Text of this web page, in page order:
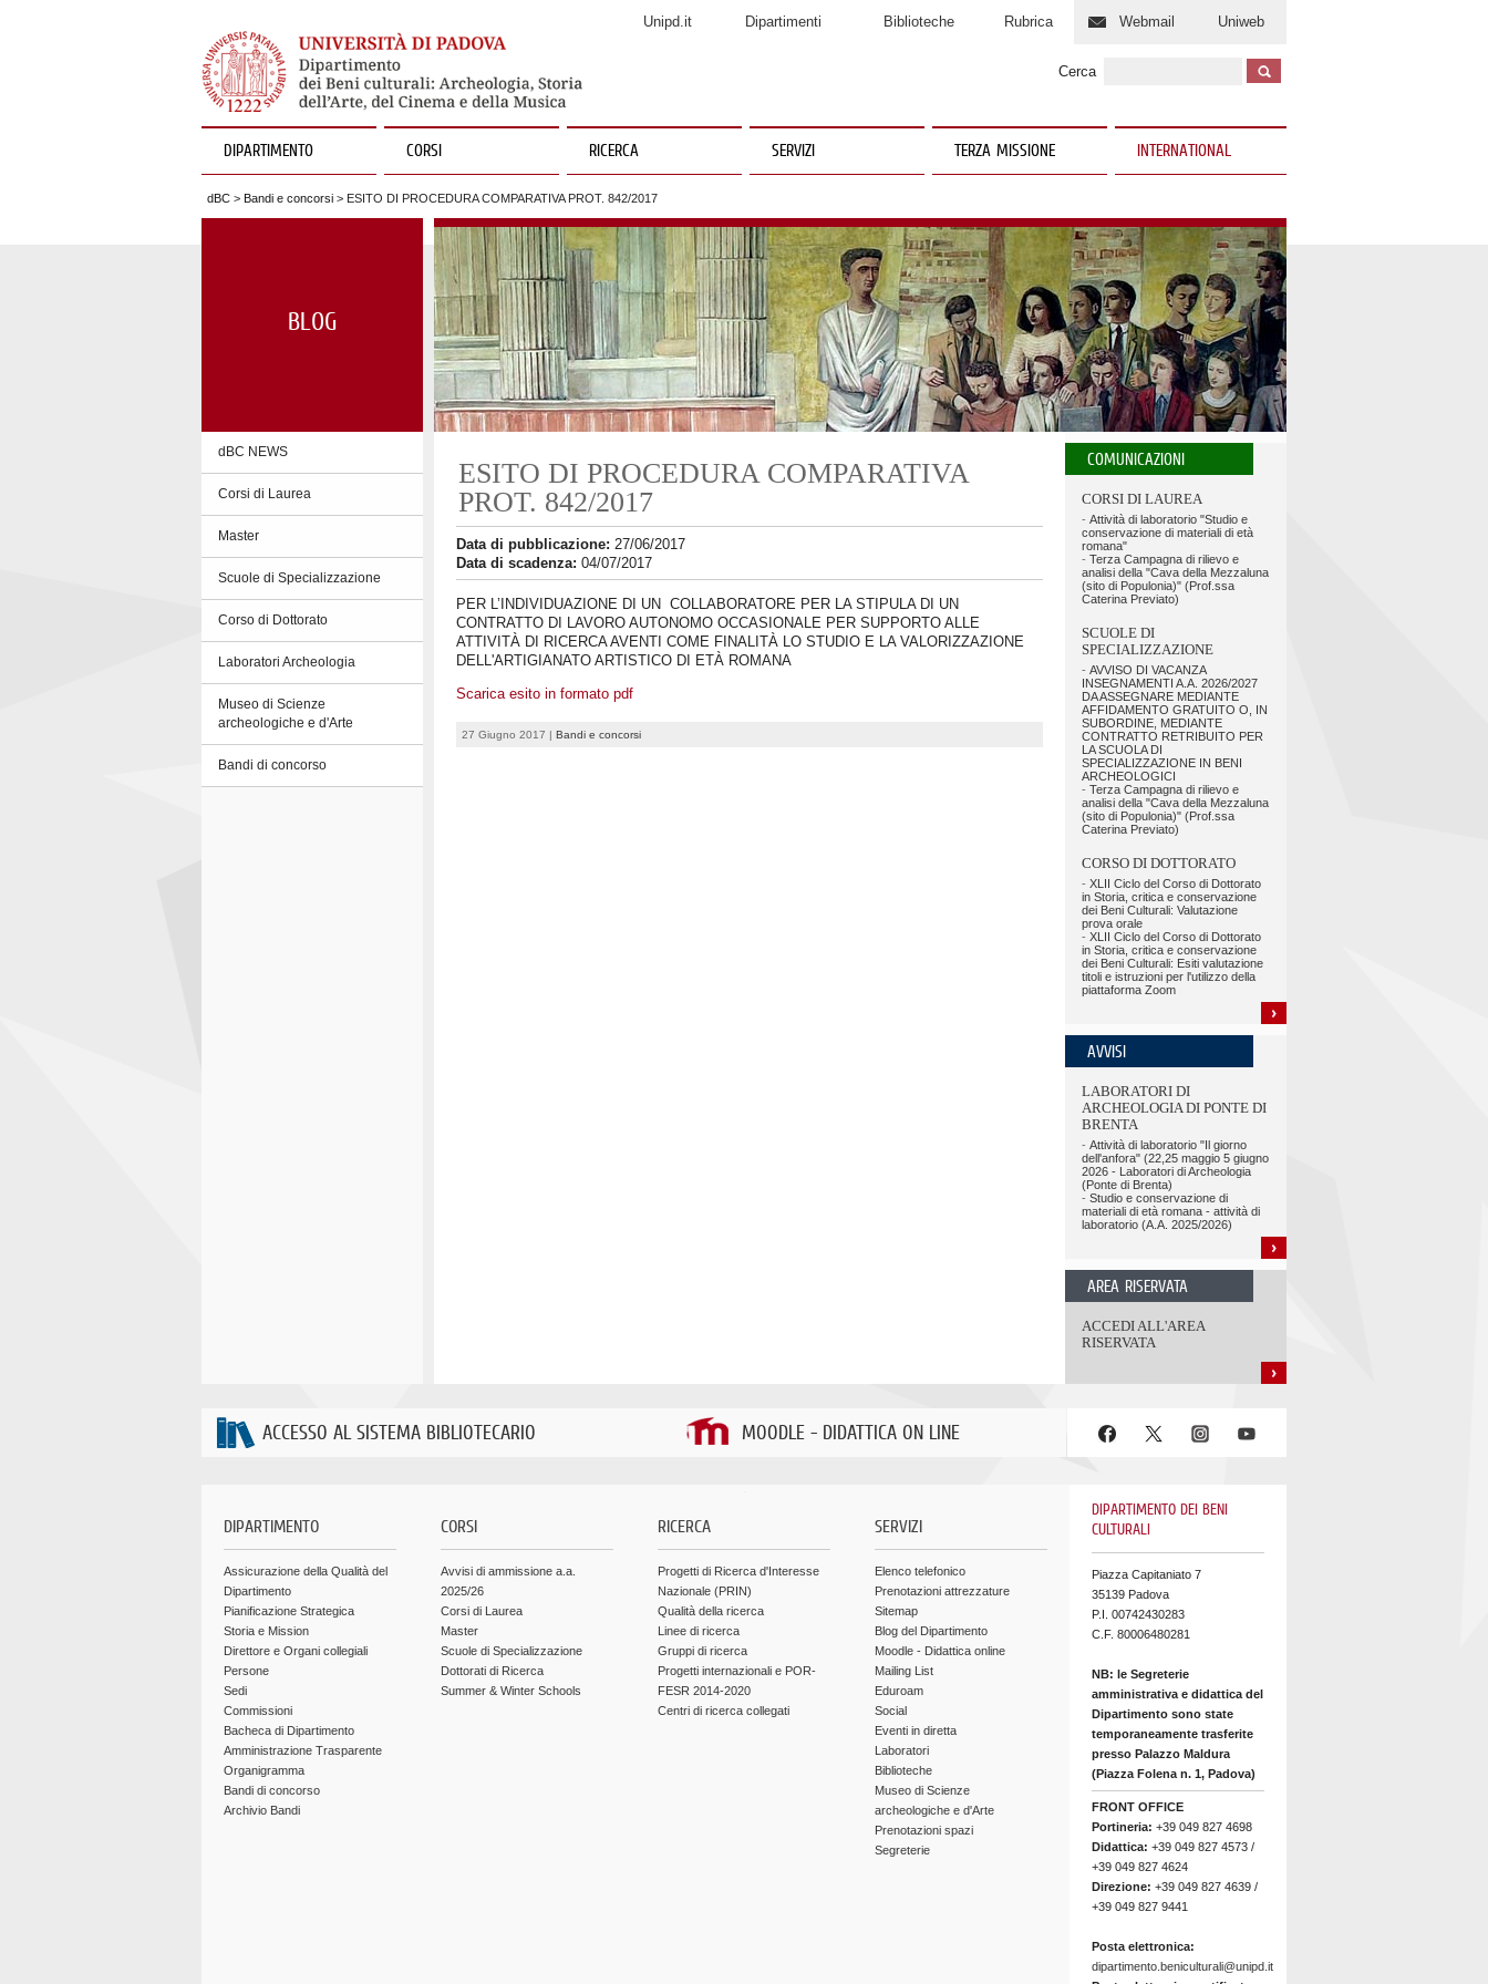
Unipd.it Dipartimenti Biblioteche Rubrica Webmail Uniweb
Cerca
DIPARTIMENTO CORSI RICERCA SERVIZI TERZA MISSIONE INTERNATIONAL
dBC > Bandi e concorsi > ESITO DI PROCEDURA COMPARATIVA PROT. 842/2017
BLOG
dBC NEWS
Corsi di Laurea
Master
Scuole di Specializzazione
Corso di Dottorato
Laboratori Archeologia
Museo di Scienze
archeologiche e d'Arte
Bandi di concorso
ESITO DI PROCEDURA COMPARATIVA
PROT. 842/2017
Data di pubblicazione: 27/06/2017
Data di scadenza: 04/07/2017
PER L’INDIVIDUAZIONE DI UN COLLABORATORE PER LA STIPULA DI UN
CONTRATTO DI LAVORO AUTONOMO OCCASIONALE PER SUPPORTO ALLE
ATTIVITÀ DI RICERCA AVENTI COME FINALITÀ LO STUDIO E LA VALORIZZAZIONE
DELL'ARTIGIANATO ARTISTICO DI ETÀ ROMANA
Scarica esito in formato pdf
27 Giugno 2017 | Bandi e concorsi
COMUNICAZIONI
CORSI DI LAUREA
- Attività di laboratorio "Studio e
conservazione di materiali di età
romana"
- Terza Campagna di rilievo e
analisi della "Cava della Mezzaluna
(sito di Populonia)" (Prof.ssa
Caterina Previato)
SCUOLE DI
SPECIALIZZAZIONE
- AVVISO DI VACANZA
INSEGNAMENTI A.A. 2026/2027
DA ASSEGNARE MEDIANTE
AFFIDAMENTO GRATUITO O, IN
SUBORDINE, MEDIANTE
CONTRATTO RETRIBUITO PER
LA SCUOLA DI
SPECIALIZZAZIONE IN BENI
ARCHEOLOGICI
- Terza Campagna di rilievo e
analisi della "Cava della Mezzaluna
(sito di Populonia)" (Prof.ssa
Caterina Previato)
CORSO DI DOTTORATO
- XLII Ciclo del Corso di Dottorato
in Storia, critica e conservazione
dei Beni Culturali: Valutazione
prova orale
- XLII Ciclo del Corso di Dottorato
in Storia, critica e conservazione
dei Beni Culturali: Esiti valutazione
titoli e istruzioni per l'utilizzo della
piattaforma Zoom
AVVISI
LABORATORI DI
ARCHEOLOGIA DI PONTE DI
BRENTA
- Attività di laboratorio "Il giorno
dell'anfora" (22,25 maggio 5 giugno
2026 - Laboratori di Archeologia
(Ponte di Brenta)
- Studio e conservazione di
materiali di età romana - attività di
laboratorio (A.A. 2025/2026)
AREA RISERVATA
ACCEDI ALL'AREA
RISERVATA
ACCESSO AL SISTEMA BIBLIOTECARIO MOODLE - DIDATTICA ON LINE
DIPARTIMENTO
Assicurazione della Qualità del
Dipartimento
Pianificazione Strategica
Storia e Mission
Direttore e Organi collegiali
Persone
Sedi
Commissioni
Bacheca di Dipartimento
Amministrazione Trasparente
Organigramma
Bandi di concorso
Archivio Bandi
CORSI
Avvisi di ammissione a.a.
2025/26
Corsi di Laurea
Master
Scuole di Specializzazione
Dottorati di Ricerca
Summer & Winter Schools
RICERCA
Progetti di Ricerca d'Interesse
Nazionale (PRIN)
Qualità della ricerca
Linee di ricerca
Gruppi di ricerca
Progetti internazionali e POR-
FESR 2014-2020
Centri di ricerca collegati
SERVIZI
Elenco telefonico
Prenotazioni attrezzature
Sitemap
Blog del Dipartimento
Moodle - Didattica online
Mailing List
Eduroam
Social
Eventi in diretta
Laboratori
Biblioteche
Museo di Scienze
archeologiche e d'Arte
Prenotazioni spazi
Segreterie
DIPARTIMENTO DEI BENI
CULTURALI
Piazza Capitaniato 7
35139 Padova
P.I. 00742430283
C.F. 80006480281
NB: le Segreterie
amministrativa e didattica del
Dipartimento sono state
temporaneamente trasferite
presso Palazzo Maldura
(Piazza Folena n. 1, Padova)
FRONT OFFICE
Portineria: +39 049 827 4698
Didattica: +39 049 827 4573 /
+39 049 827 4624
Direzione: +39 049 827 4639 /
+39 049 827 9441
Posta elettronica:
dipartimento.beniculturali@unipd.it